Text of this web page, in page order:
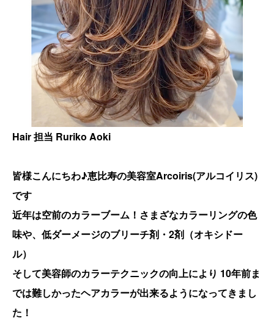
Hair 担当 Ruriko Aoki
皆様こんにちわ♪恵比寿の美容室Arcoiris(アルコイリス)
です
近年は空前のカラーブーム！さまざなカラーリングの色
味や、低ダーメージのブリーチ剤・2剤（オキシドー
ル）
そして美容師のカラーテクニックの向上により 10年前ま
では難しかったヘアカラーが出来るようになってきまし
た！